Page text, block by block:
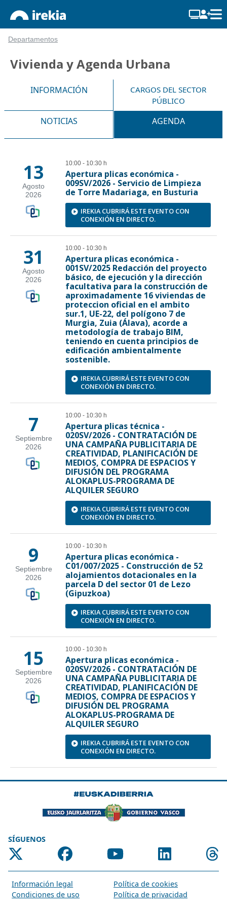
Departamentos
Vivienda y Agenda Urbana
INFORMACIÓN
CARGOS DEL SECTOR
PÚBLICO
NOTICIAS AGENDA
SÍGUENOS
Información legal
Política de cookies
Condiciones de uso
Política de privacidad